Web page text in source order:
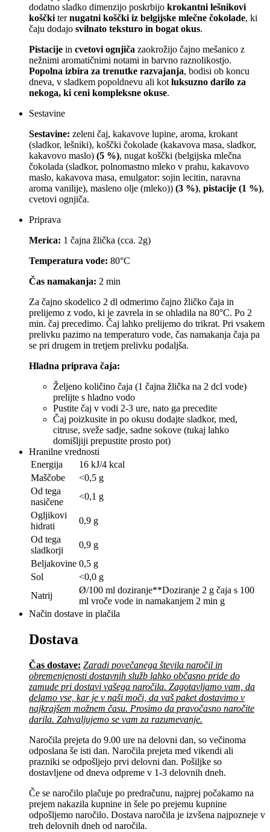
dodatno sladko dimenzijo poskrbijo krokantni lešnikovi
koščkiternugatni koščki iz belgijske mlečne čokolade, ki
čaju dodajo svilnato teksturo in bogat okus.
Pistacije in cvetovi ognjiča zaokrožijo čajno mešanico z
nežnimi aromatičnimi notami in barvno raznolikostjo.
Popolna izbira za trenutke razvajanja, bodisi ob koncu
dneva, v sladkem popoldnevu ali kotluksuzno darilo za
nekoga, ki ceni kompleksne okuse.
Sestavine
Sestavine: zeleni čaj, kakavove lupine, aroma, krokant
(sladkor, lešniki), koščki čokolade (kakavova masa, sladkor,
kakavovo maslo) (5 %), nugat koščki (belgijska mlečna
čokolada (sladkor, polnomastno mleko v prahu, kakavovo
maslo, kakavova masa, emulgator: sojin lecitin, naravna
aroma vanilije), masleno olje (mleko)) (3 %), pistacije (1 %),
cvetovi ognjiča.
Priprava
Merica: 1 čajna žlička (cca. 2g)
Temperatura vode: 80°C
Čas namakanja: 2 min
Za čajno skodelico 2 dl odmerimo čajno žličko čaja in
prelijemo z vodo, ki je zavrela in se ohladila na 80°C. Po 2
min. čaj precedimo. Čaj lahko prelijemo do trikrat. Pri vsakem
prelivku pazimo na temperaturo vode, čas namakanja čaja pa
se pri drugem in tretjem prelivku podaljša.
Hladna priprava čaja:
Željeno količino čaja (1 čajna žlička na 2 dcl vode)
prelijte s hladno vodo
Pustite čaj v vodi 2-3 ure, nato ga precedite
Čaj poizkusite in po okusu dodajte sladkor, med,
citruse, sveže sadje, sadne sokove (tukaj lahko
domišljiji prepustite prosto pot)
Hranilne vrednosti
Energija
16 kJ/4 kcal
Maščobe
<0,5 g
Od tega
nasičene
<0,1 g
Ogljikovi
hidrati
0,9 g
Od tega
sladkorji
0,9 g
Beljakovine 0,5 g
Sol
<0,0 g
Natrij
Ø/100 ml doziranje**Doziranje 2 g čaja s 100
ml vroče vode in namakanjem 2 min g
Način dostave in plačila
Dostava
Čas dostave: Zaradi povečanega števila naročil in
obremenjenosti dostavnih služb lahko občasno pride do
zamude pri dostavi vašega naročila. Zagotavljamo vam, da
delamo vse, kar je v naši moči, da vaš paket dostavimo v
najkrajšem možnem času. Prosimo da pravočasno naročite
darila. Zahvaljujemo se vam za razumevanje.
Naročila prejeta do 9.00 ure na delovni dan, so večinoma
odposlana še isti dan. Naročila prejeta med vikendi ali
prazniki se odpošljejo prvi delovni dan. Pošiljke so
dostavljene od dneva odpreme v 1-3 delovnih dneh.
Če se naročilo plačuje po predračunu, najprej počakamo na
prejem nakazila kupnine in šele po prejemu kupnine
odpošljemo naročilo. Dostava naročila je izvšena najpozneje v
treh delovnih dneh od naročila.